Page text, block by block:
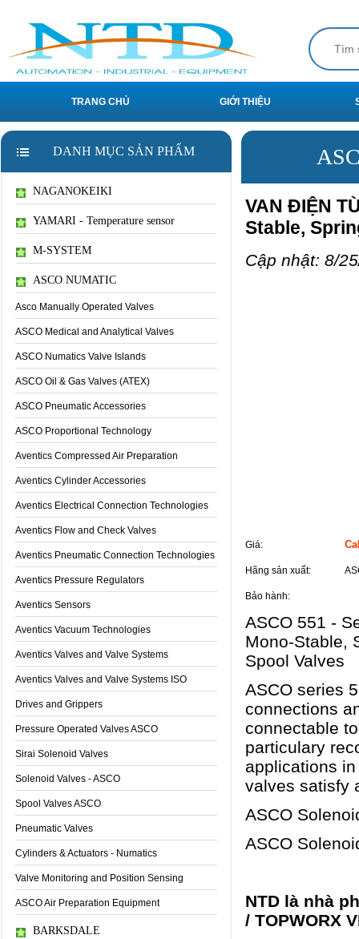
TRANG CHỦ GIỚI THIỆU
DANH MỤC SẢN PHẨM
NAGANOKEIKI
YAMARI - Temperature sensor
M-SYSTEM
ASCO NUMATIC
Asco Manually Operated Valves
ASCO Medical and Analytical Valves
ASCO Numatics Valve Islands
ASCO Oil & Gas Valves (ATEX)
ASCO Pneumatic Accessories
ASCO Proportional Technology
Aventics Compressed Air Preparation
Aventics Cylinder Accessories
Aventics Electrical Connection Technologies
Aventics Flow and Check Valves
Aventics Pneumatic Connection Technologies
Aventics Pressure Regulators
Aventics Sensors
Aventics Vacuum Technologies
Aventics Valves and Valve Systems
Aventics Valves and Valve Systems ISO
Drives and Grippers
Pressure Operated Valves ASCO
Sirai Solenoid Valves
Solenoid Valves - ASCO
Spool Valves ASCO
Pneumatic Valves
Cylinders & Actuators - Numatics
Valve Monitoring and Position Sensing
ASCO Air Preparation Equipment
BARKSDALE
VAN ĐIỆN
Stable,
Cập nhật: 8/
Giá:
Hãng sản xuất:
Bảo hành:
ASCO 551 -
Mono-Stable,
Spool Valves
ASCO series
connections
connectable
particulary
applications
valves satisfy
ASCO
ASCO
NTD là nhà
/ TOPWORX